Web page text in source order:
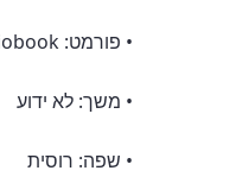
• פורמט: Oudiobook
• משך: לא ידוע
• שפה: רוסית